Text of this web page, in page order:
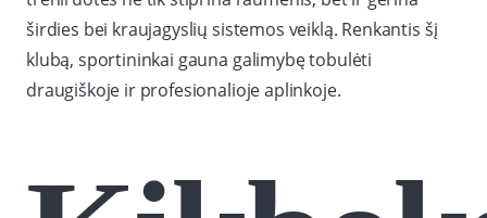
širdies bei kraujagyslių sistemos veiklą. Renkantis šį
klubą, sportininkai gauna galimybę tobulėti
draugiškoje ir profesionalioje aplinkoje.